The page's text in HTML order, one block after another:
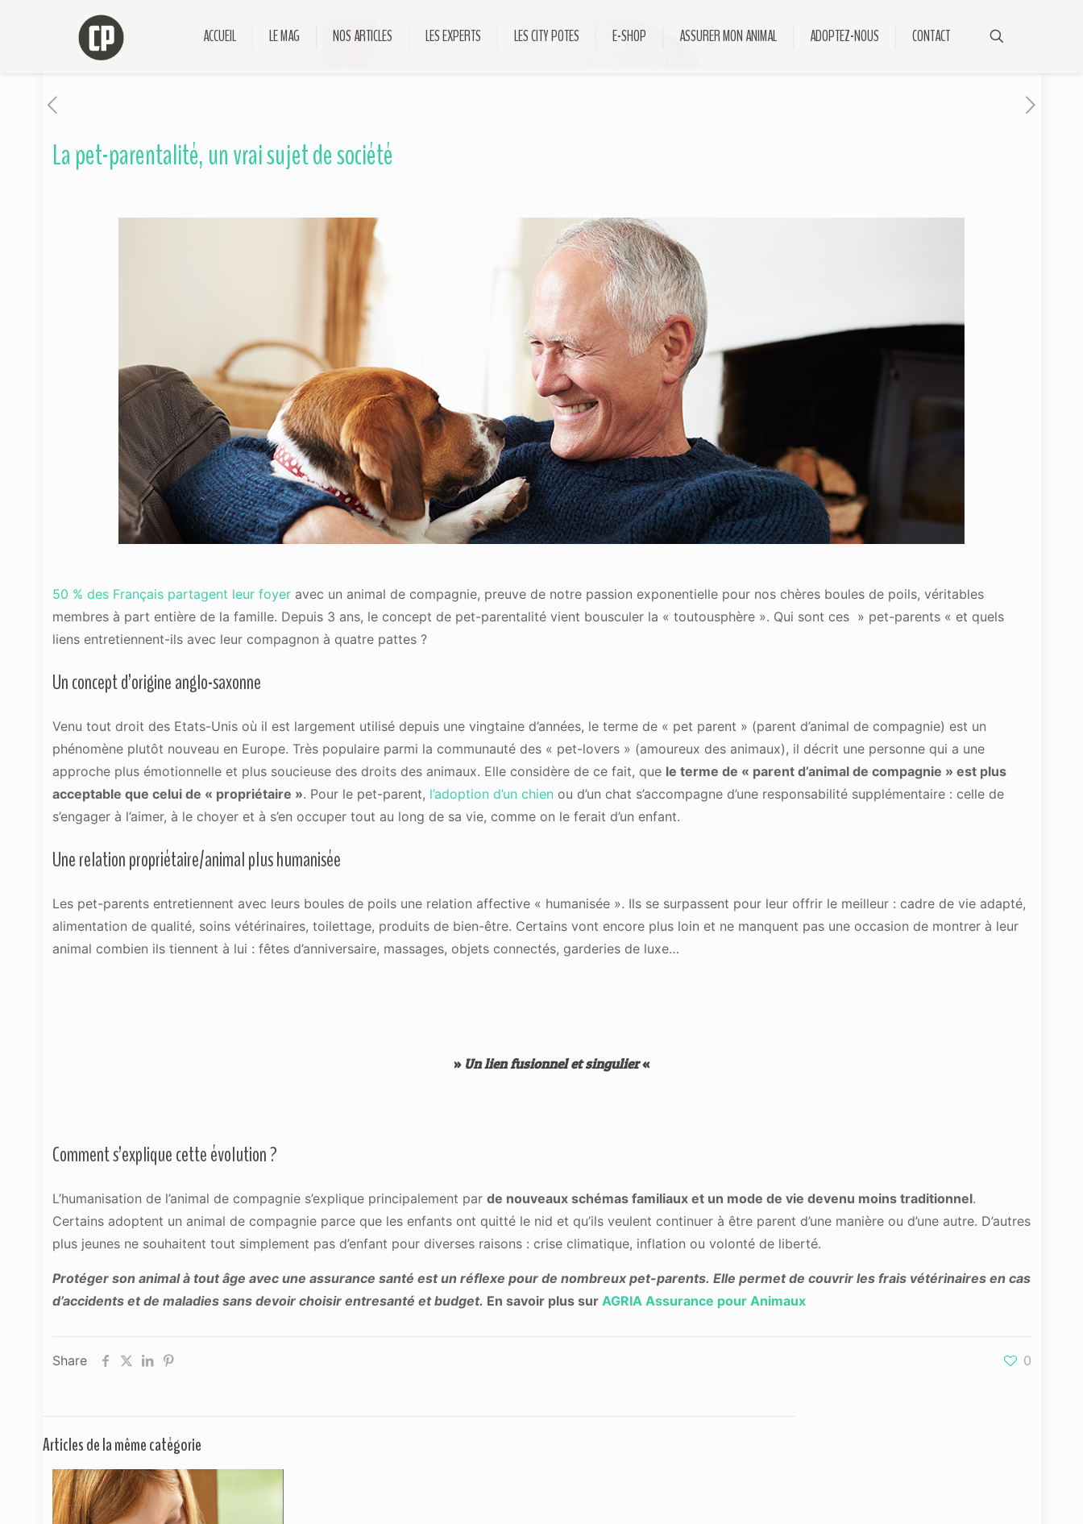
ACCUEIL LE MAG NOS ARTICLES LES EXPERTS LES CITY POTES E-SHOP ASSURER MON ANIMAL ADOPTEZ-NOUS CONTACT
La pet-parentalité, un vrai sujet de société
50 % des Français partagent leur foyeravec un animal de compagnie, preuve de notre passion exponentielle pour nos chères boules de poils, véritables
membres à part entière de la famille. Depuis 3 ans, le concept de pet-parentalité vient bousculer la « toutousphère ». Qui sont ces » pet-parents « et quels
liens entretiennent-ils avec leur compagnon à quatre pattes ?
Un concept d’origine anglo-saxonne
Venu tout droit des Etats-Unis où il est largement utilisé depuis une vingtaine d’années, le terme de « pet parent » (parent d’animal de compagnie) est un
phénomène plutôt nouveau en Europe. Très populaire parmi la communauté des « pet-lovers » (amoureux des animaux), il décrit une personne qui a une
approche plus émotionnelle et plus soucieuse des droits des animaux. Elle considère de ce fait, que le terme de « parent d’animal de compagnie » est plus
acceptable que celui de « propriétaire ». Pour le pet-parent, l’adoption d’un chienou d’un chat s’accompagne d’une responsabilité supplémentaire : celle de
s’engager à l’aimer, à le choyer et à s’en occuper tout au long de sa vie, comme on le ferait d’un enfant.
Une relation propriétaire/animal plus humanisée
Les pet-parents entretiennent avec leurs boules de poils une relation affective « humanisée ». Ils se surpassent pour leur offrir le meilleur : cadre de vie adapté,
alimentation de qualité, soins vétérinaires, toilettage, produits de bien-être. Certains vont encore plus loin et ne manquent pas une occasion de montrer à leur
animal combien ils tiennent à lui : fêtes d’anniversaire, massages, objets connectés, garderies de luxe…
» Un lien fusionnel et singulier«
Comment s’explique cette évolution ?
L’humanisation de l’animal de compagnie s’explique principalement par de nouveaux schémas familiaux et un mode de vie devenu moins traditionnel.
Certains adoptent un animal de compagnie parce que les enfants ont quitté le nid et qu’ils veulent continuer à être parent d’une manière ou d’une autre. D’autres
plus jeunes ne souhaitent tout simplement pas d’enfant pour diverses raisons : crise climatique, inflation ou volonté de liberté.
Protéger son animal à tout âge avec une assurance santé est un réflexe pour de nombreux pet-parents. Elle permet de couvrir les frais vétérinaires en cas
d’accidents et de maladies sans devoir choisir entresanté et budget. En savoir plus surAGRIA Assurance pour Animaux
Share 0
Articles de la même catégorie